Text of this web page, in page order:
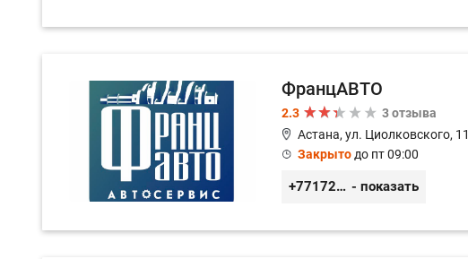
ФранцАВТО
2.3
3 отзыва
Астана, ул. Циолковского, 11
Закрытодо пт 09:00
+77172541601 - показать